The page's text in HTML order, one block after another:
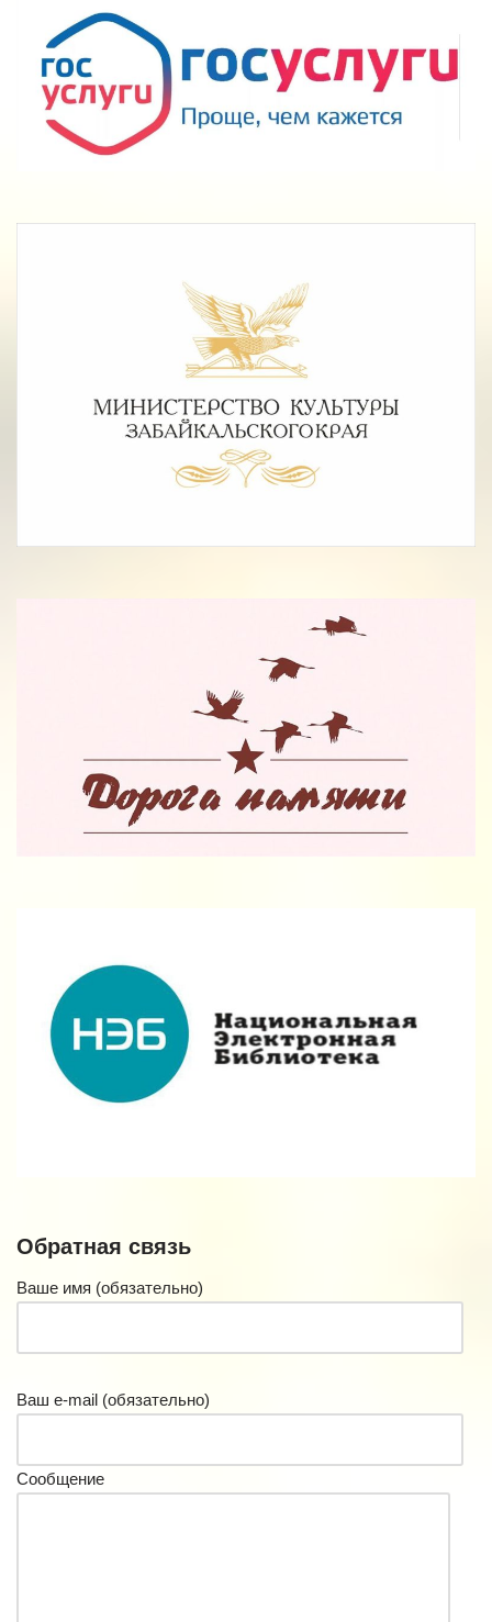
Обратная связь
Ваше имя (обязательно)
Ваш e-mail (обязательно)
Сообщение